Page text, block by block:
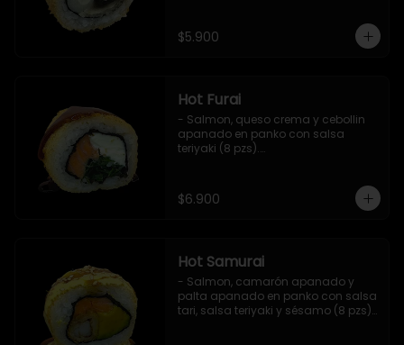
$5.900
Hot Furai
- Salmon, queso crema y cebollin
apanado en panko con salsa
teriyaki (8 pzs).
$6.900
Hot Samurai
- Salmon, camarón apanado y
palta apanado en panko con salsa
tari, salsa teriyaki y sésamo (8 pzs).